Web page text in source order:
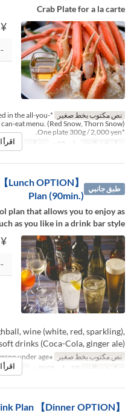
Crab Plate for a la carte
¥ 2,000
نص مكتوب بخط صغير
in the all-you-
can-eat menu. (Red Snow, Thorn Snow)
*One plate 300g / 2,000 yen.
تواريخ صالحة
يناير 05 ~ وجبات اقرأ
طبق جانبي
Plan (90min.)
plan that allows you to enjoy as
as you like in a drink bar style.
¥ 2,000
wine (white, red, sparkling),
drinks (Coca-Cola, ginger ale)
نص مكتوب بخط صغير
※Alcohol cannot be provided to person under age.
تواريخ صالحة
وجباتاقرأ
Drink Plan